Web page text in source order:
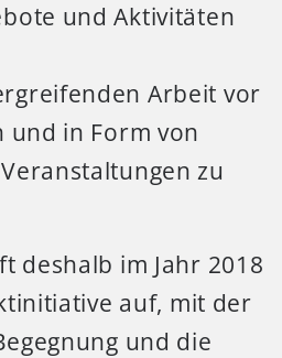
und Aktivitäten
Arbeit vor
und in Form von
zu
deshalb im Jahr 2018
auf, mit der
und die